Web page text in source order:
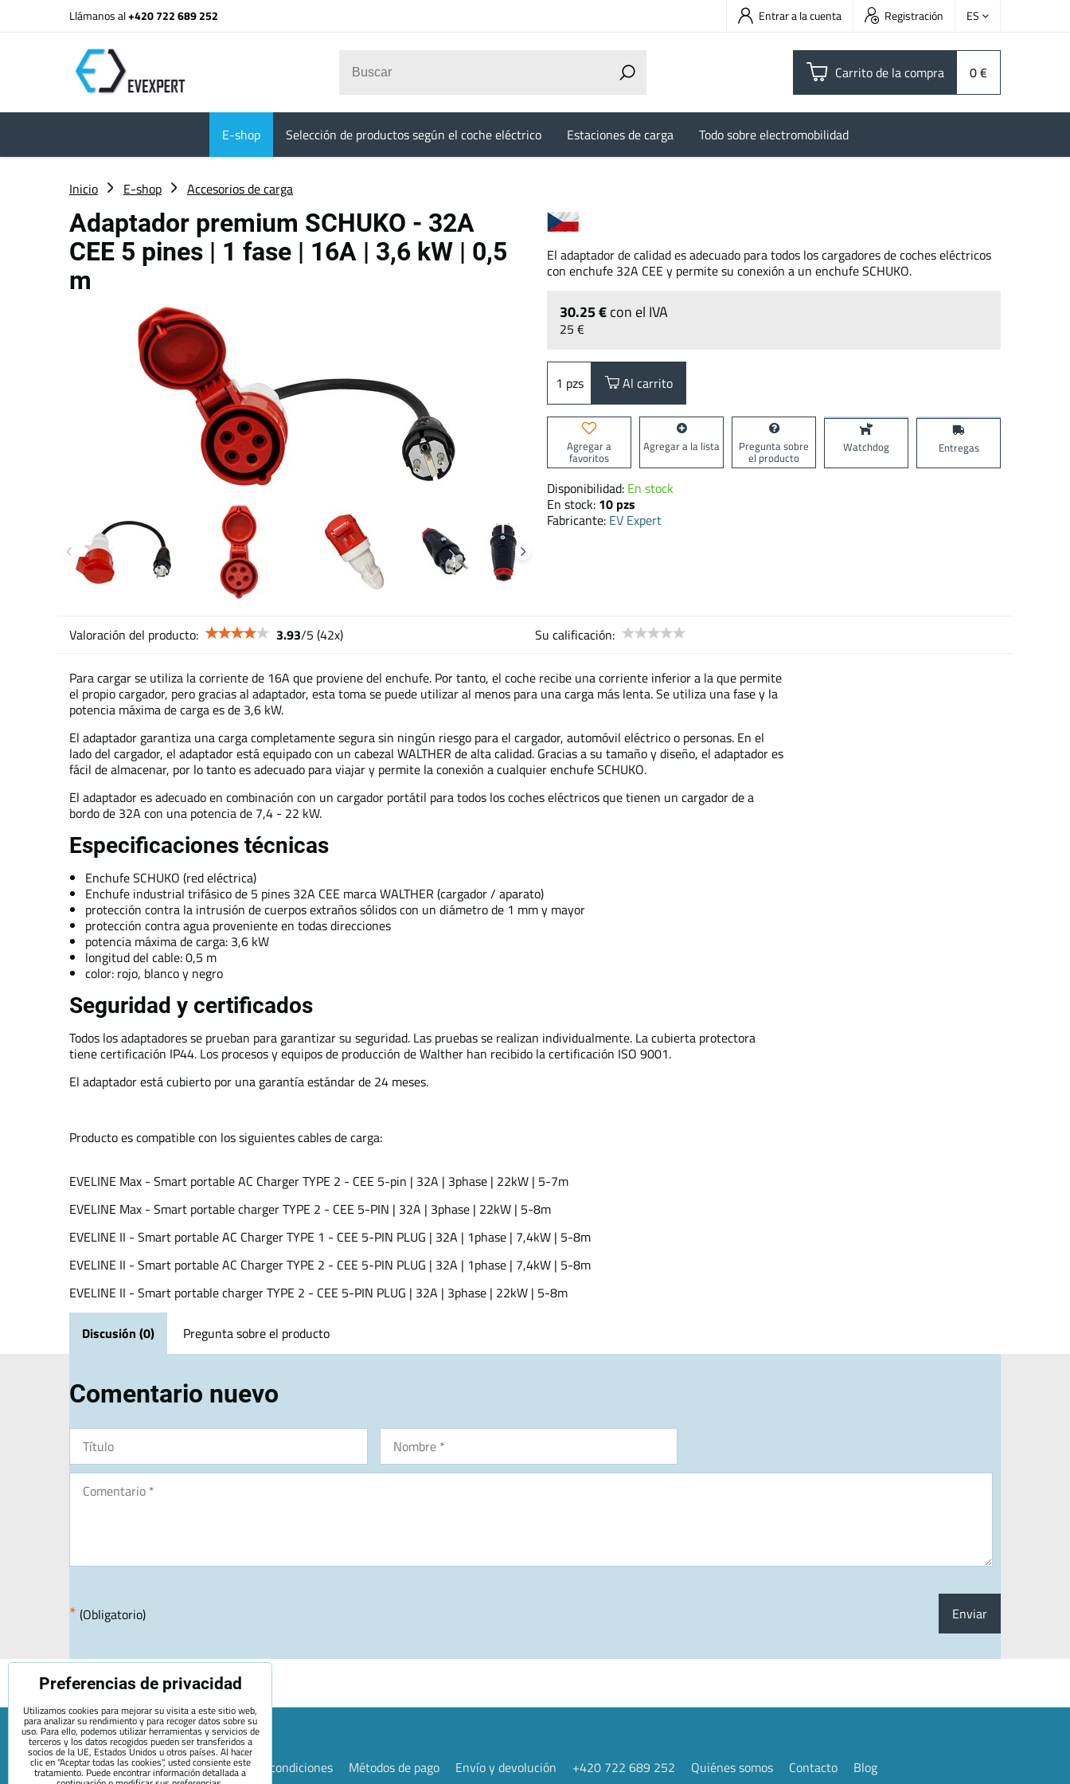
Llámanos al+420 722 689 252 Entrar a la cuenta Registración ES
Carrito de la compra 0 €
E-shop Selección de productos según el coche eléctrico Estaciones de carga Todo sobre electromobilidad
Inicio E-shop Accesorios de carga
Adaptador premium SCHUKO - 32A
CEE 5 pines | 1 fase | 16A | 3,6 kW | 0,5
m
El adaptador de calidad es adecuado para todos los cargadores de coches eléctricos
con enchufe 32A CEE y permite su conexión a un enchufe SCHUKO.
30.25 €con el IVA
25 €
pzs Al carrito
Agregar a
favoritos
Agregar a la lista Pregunta sobre
el producto
Watchdog Entregas
Disponibilidad: En stock
En stock: 10 pzs
Fabricante: EV Expert
Valoración del producto: 3.93/5 (42x) Su calificación:
Para cargar se utiliza la corriente de 16A que proviene del enchufe. Por tanto, el coche recibe una corriente inferior a la que permite
el propio cargador, pero gracias al adaptador, esta toma se puede utilizar al menos para una carga más lenta. Se utiliza una fase y la
potencia máxima de carga es de 3,6 kW.
El adaptador garantiza una carga completamente segura sin ningún riesgo para el cargador, automóvil eléctrico o personas. En el
lado del cargador, el adaptador está equipado con un cabezal WALTHER de alta calidad. Gracias a su tamaño y diseño, el adaptador es
fácil de almacenar, por lo tanto es adecuado para viajar y permite la conexión a cualquier enchufe SCHUKO.
El adaptador es adecuado en combinación con un cargador portátil para todos los coches eléctricos que tienen un cargador de a
bordo de 32A con una potencia de 7,4 - 22 kW.
Especificaciones técnicas
Enchufe SCHUKO (red eléctrica)
Enchufe industrial trifásico de 5 pines 32A CEE marca WALTHER (cargador / aparato)
protección contra la intrusión de cuerpos extraños sólidos con un diámetro de 1 mm y mayor
protección contra agua proveniente en todas direcciones
potencia máxima de carga: 3,6 kW
longitud del cable: 0,5 m
color: rojo, blanco y negro
Seguridad y certificados
Todos los adaptadores se prueban para garantizar su seguridad. Las pruebas se realizan individualmente. La cubierta protectora
tiene certificación IP44. Los procesos y equipos de producción de Walther han recibido la certificación ISO 9001.
El adaptador está cubierto por una garantía estándar de 24 meses.
Producto es compatible con los siguientes cables de carga:
EVELINE Max - Smart portable AC Charger TYPE 2 - CEE 5-pin | 32A | 3phase | 22kW | 5-7m
EVELINE Max - Smart portable charger TYPE 2 - CEE 5-PIN | 32A | 3phase | 22kW | 5-8m
EVELINE II - Smart portable AC Charger TYPE 1 - CEE 5-PIN PLUG | 32A | 1phase | 7,4kW | 5-8m
EVELINE II - Smart portable AC Charger TYPE 2 - CEE 5-PIN PLUG | 32A | 1phase | 7,4kW | 5-8m
EVELINE II - Smart portable charger TYPE 2 - CEE 5-PIN PLUG | 32A | 3phase | 22kW | 5-8m
Discusión (0) Pregunta sobre el producto
Comentario nuevo
* (Obligatorio) Enviar
Mapa de la página web Términos y condiciones Métodos de pago Envío y devolución +420 722 689 252 Quiénes somos Contacto
Blog
Preferencias de privacidad
Utilizamos cookies para mejorar su visita a este sitio web,
para analizar su rendimiento y para recoger datos sobre su
uso. Para ello, podemos utilizar herramientas y servicios de
terceros y los datos recogidos pueden ser transferidos a
socios de la UE, Estados Unidos u otros países. Al hacer
clic en "Aceptar todas las cookies", usted consiente este
tratamiento. Puede encontrar información detallada a